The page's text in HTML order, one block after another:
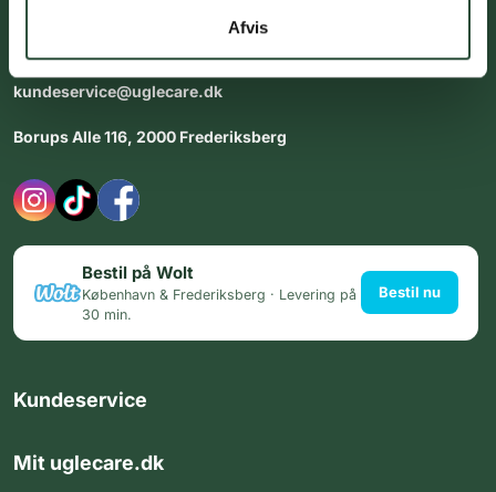
Afvis
kundeservice@uglecare.dk
Borups Alle 116, 2000 Frederiksberg
Bestil på Wolt
København & Frederiksberg · Levering på
30 min.
Bestil nu
Kundeservice
Mit uglecare.dk